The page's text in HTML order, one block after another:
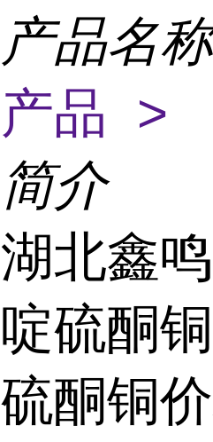
产品名称
产品 >
简介
湖北鑫
啶硫酮
硫酮铜